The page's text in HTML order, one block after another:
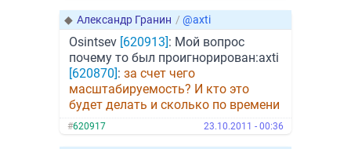
◆ Александр Гранин / @axti
Osintsev [620913]: Мой вопрос
почему то был проигнорирован:axti
[620870]: за счет чего
масштабируемость? И кто это
будет делать и сколько по времени
#620917 23.10.2011 - 00:36